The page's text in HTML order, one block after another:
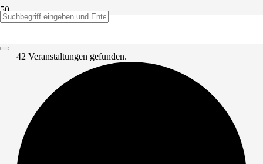
42 Veranstaltungen gefunden.